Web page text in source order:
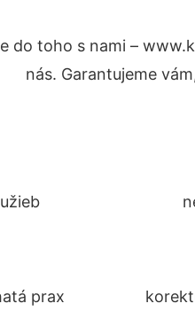
do toho s nami –
nás. Garantujeme
prax